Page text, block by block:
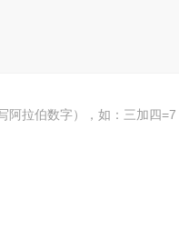
阿拉伯数字），如：三加四=7